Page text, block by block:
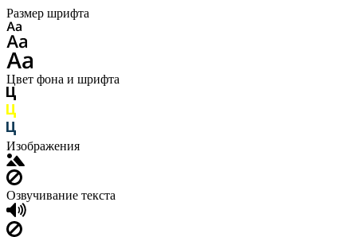
Размер шрифта
Цвет фона и шрифта
Изображения
Озвучивание текста